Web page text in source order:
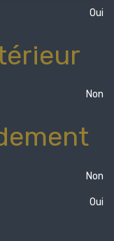
Oui
Non
Non
Oui